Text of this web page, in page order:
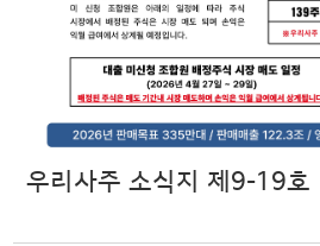
우리사주 소식지 제9-19호